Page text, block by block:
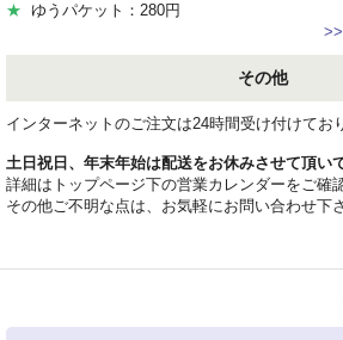
★ ゆうパケット：280円
>>
その他
インターネットのご注文は24時間受け付けてお
土日祝日、年末年始は配送をお休みさせて頂い
詳細はトップページ下の営業カレンダーをご確
その他ご不明な点は、お気軽にお問い合わせ下